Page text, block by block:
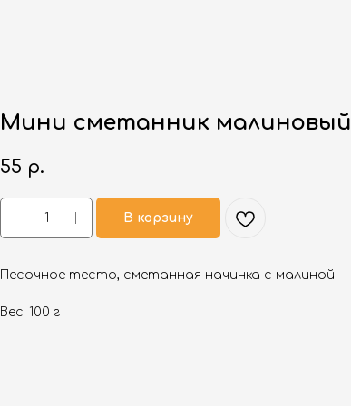
Мини сметанник малиновый
55 р.
В корзину
Песочное тесто, сметанная начинка с малиной
Вес: 100 г